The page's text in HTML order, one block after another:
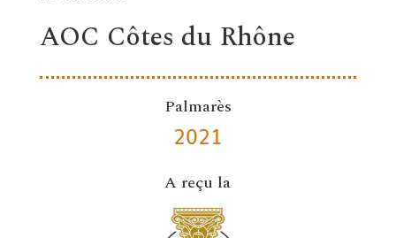
AOC Côtes du Rhône
Palmarès
2021
A reçu la